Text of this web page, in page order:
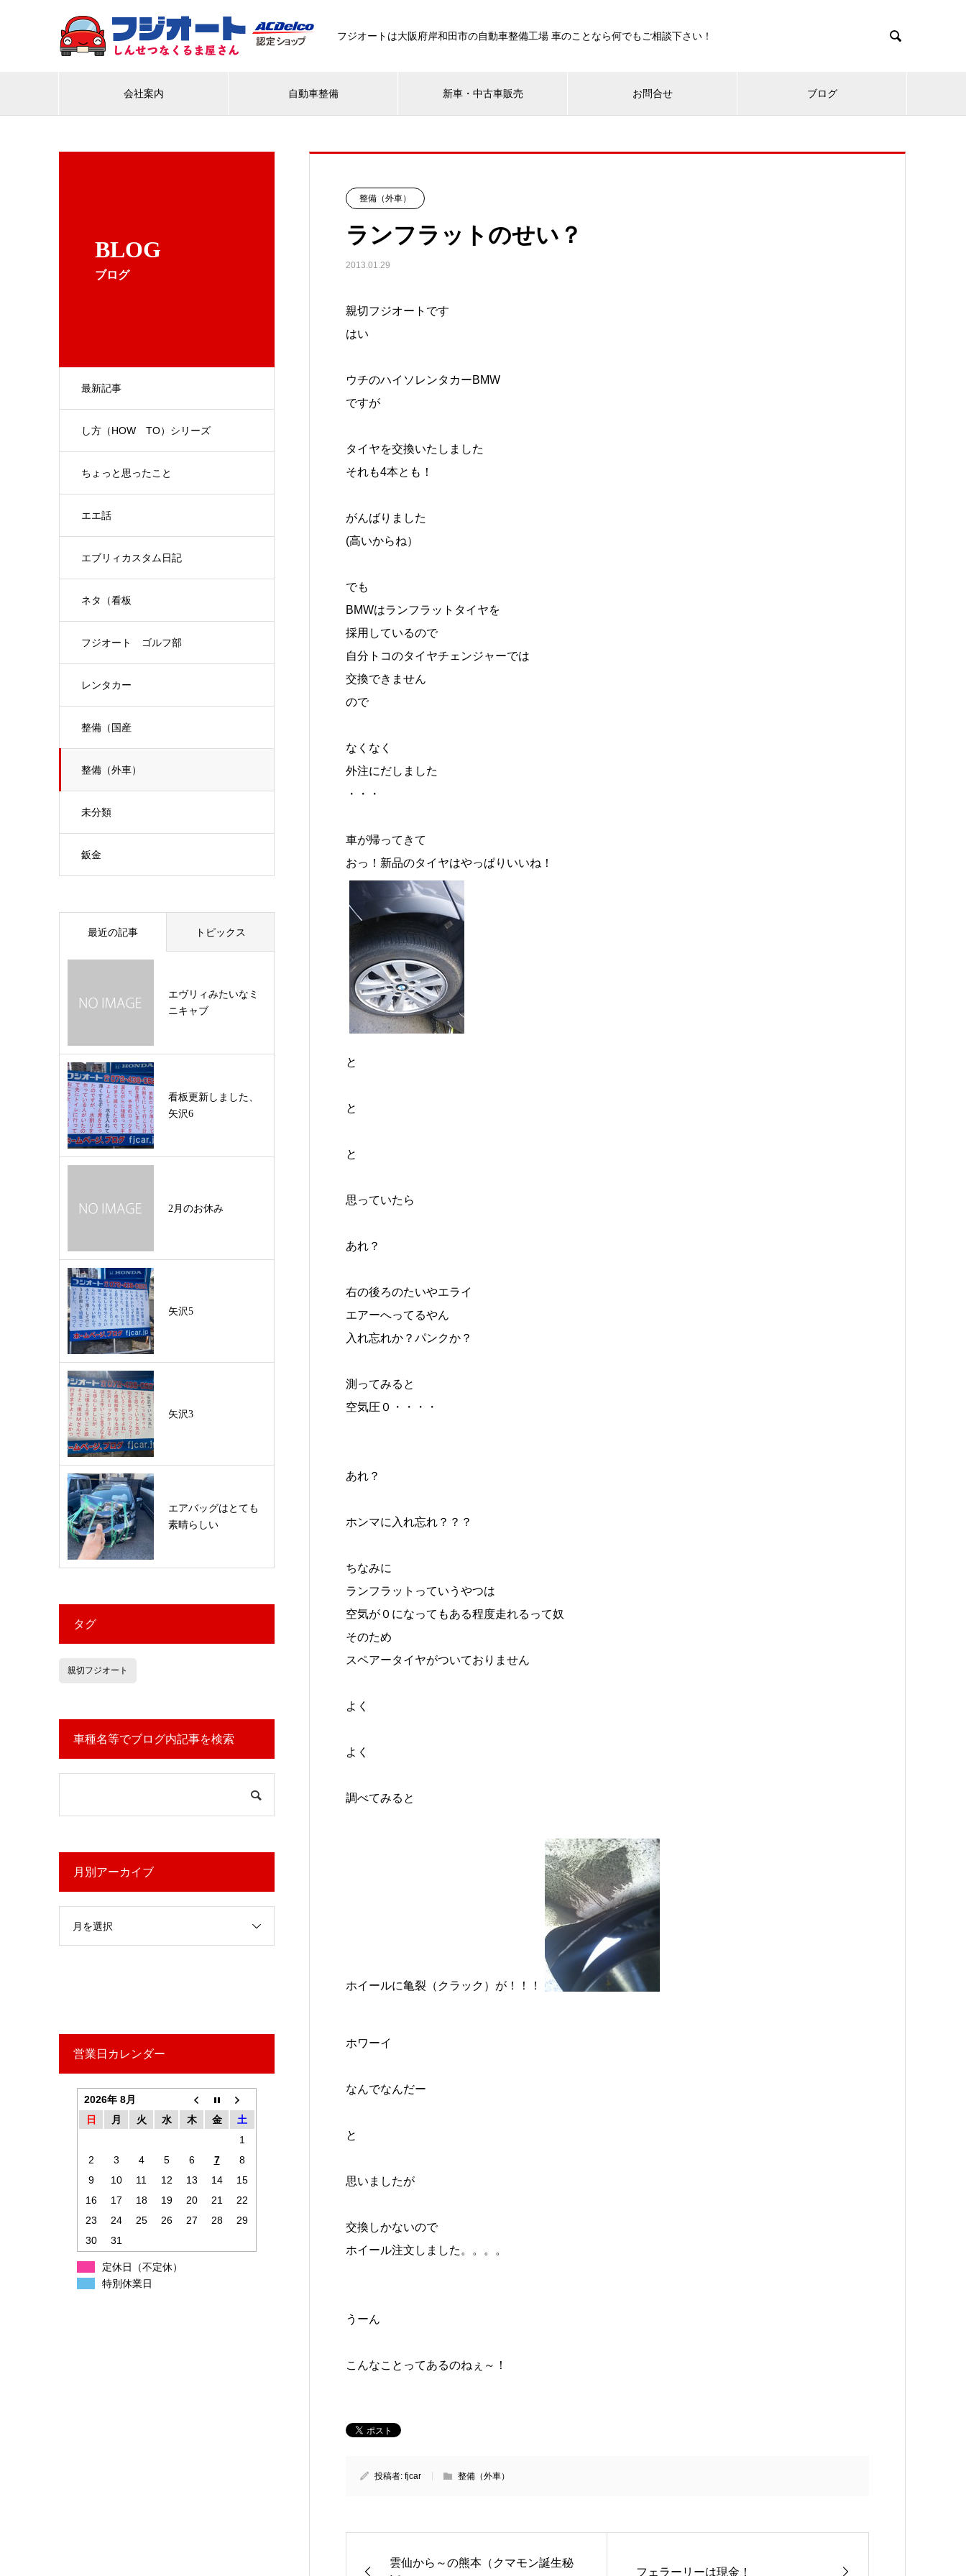
フジオートは大阪府岸和田市の自動車整備工場 車のことなら何でもご相談下さい！ 
会社案内 自動車整備 新車・中古車販売 お問合せ ブログ
BLOG
ブログ
最新記事
し方（HOW TO）シリーズ
ちょっと思ったこと
エエ話
エブリィカスタム日記
ネタ（看板
フジオート ゴルフ部
レンタカー
整備（国産
整備（外車）
未分類
鈑金
整備（外車）
ランフラットのせい？
2013.01.29
親切フジオートです
はい
ウチのハイソレンタカーBMW
ですが
タイヤを交換いたしました
それも4本とも！
がんばりました
(高いからね）
でも
BMWはランフラットタイヤを
採用しているので
自分トコのタイヤチェンジャーでは
交換できません
ので
なくなく
外注にだしました
・・・
車が帰ってきて
おっ！新品のタイヤはやっぱりいいね！
と
と
と
思っていたら
あれ？
右の後ろのたいやエライ
エアーへってるやん
入れ忘れか？パンクか？
測ってみると
空気圧０・・・・
あれ？
ホンマに入れ忘れ？？？
ちなみに
ランフラットっていうやつは
空気が０になってもある程度走れるって奴
そのため
スペアータイヤがついておりません
よく
よく
調べてみると
ホイールに亀裂（クラック）が！！！
ホワーイ
なんでなんだー
と
思いましたが
交換しかないので
ホイール注文しました。。。。
うーん
こんなことってあるのねぇ～！
投稿者: fjcar 整備（外車）
雲仙から～の熊本（クマモン誕生秘
フェラーリーは現金！
最近の記事 トピックス
エヴリィみたいなミ
ニキャブ
看板更新しました、
矢沢6
2月のお休み
矢沢5
矢沢3
エアバッグはとても
素晴らしい
タグ
親切フジオート
車種名等でブログ内記事を検索
月別アーカイブ
月を選択
営業日カレンダー
2026年 8月
日
月 火 水 木 金
土
1
2
3 4 5 6 7
8
9
10 11 12 13 14
15
16
17 18 19 20 21
22
23
24 25 26 27 28
29
30
31
定休日（不定休）
特別休業日